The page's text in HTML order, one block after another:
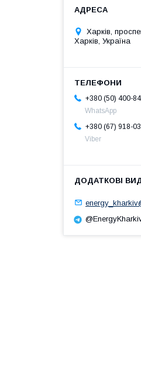
Харків,
Харків, Україна
+380 (50) 400-
WhatsApp
+380 (67) 918-
Viber